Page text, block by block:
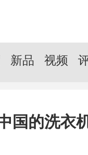
新品 视频
国的洗衣